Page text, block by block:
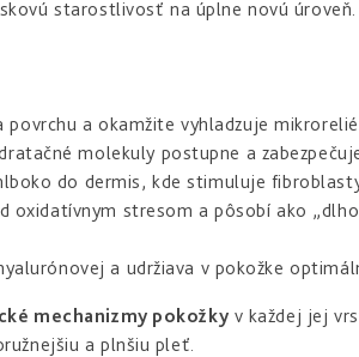
starostlivosť na úplne novú úroveň.
povrchu a okamžite vyhladzuje
molekuly postupne a
do dermis, kde stimuluje
stresom a pôsobí ako
a udržiava v pokožke
mechanizmy pokožky v každej jej
a plnšiu pleť.